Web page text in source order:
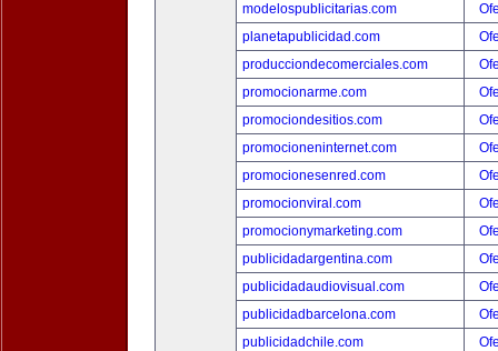
modelospublicitarias.com
planetapublicidad.com
producciondecomerciales.com
promocionarme.com
promociondesitios.com
promocioneninternet.com
promocionesenred.com
promocionviral.com
promocionymarketing.com
publicidadargentina.com
publicidadaudiovisual.com
publicidadbarcelona.com
publicidadchile.com